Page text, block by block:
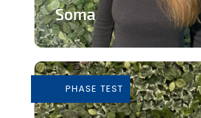
Soma
immersive
En savoir plus
PHASE TEST